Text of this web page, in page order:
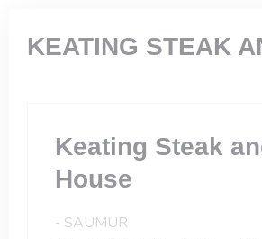
Keating Steak
House
- SAUMUR